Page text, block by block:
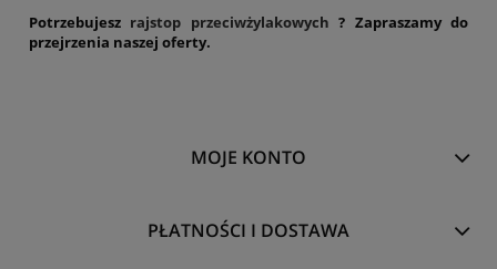
Potrzebujesz rajstop przeciwżylakowych ? Zapraszamy do
przejrzenia naszej oferty.
MOJE KONTO
PŁATNOŚCI I DOSTAWA